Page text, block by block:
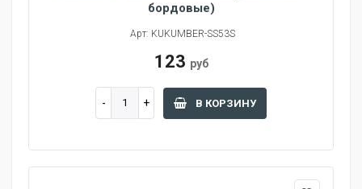
бордовые)
Арт: KUKUMBER-SS53S
123 руб
В КОРЗИНУ